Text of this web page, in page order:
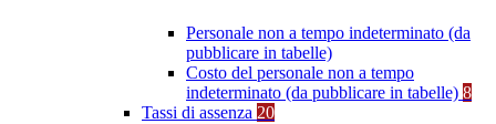
Personale non a tempo indeterminato (da
pubblicare in tabelle)
Costo del personale non a tempo
indeterminato (da pubblicare in tabelle) 8
Tassi di assenza 20